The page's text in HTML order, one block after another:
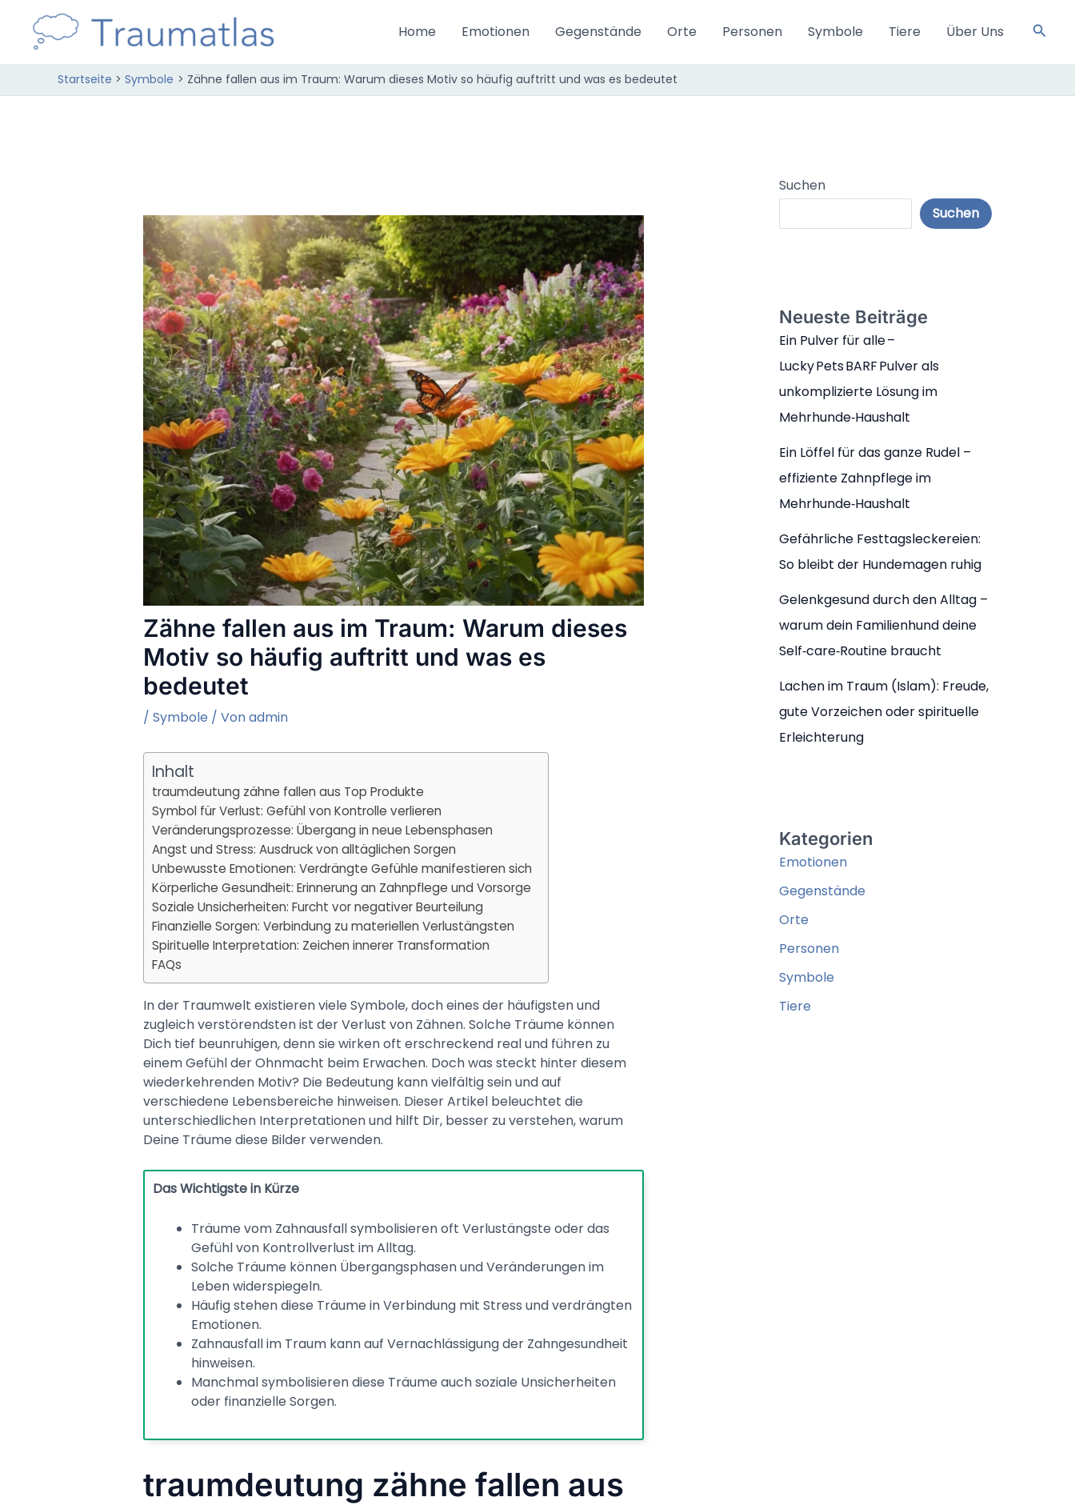
Inhalt
springen
Home Emotionen Gegenstände Orte Personen Symbole Tiere Über Uns
Startseite Symbole Zähne fallen aus im Traum: Warum dieses Motiv so häufig auftritt und was es bedeutet
Zähne fallen aus im Traum: Warum dieses
Motiv so häufig auftritt und was es
bedeutet
/ Symbole / Vonadmin
Inhalt
traumdeutung zähne fallen aus Top Produkte
Symbol für Verlust: Gefühl von Kontrolle verlieren
Veränderungsprozesse: Übergang in neue Lebensphasen
Angst und Stress: Ausdruck von alltäglichen Sorgen
Unbewusste Emotionen: Verdrängte Gefühle manifestieren sich
Körperliche Gesundheit: Erinnerung an Zahnpflege und Vorsorge
Soziale Unsicherheiten: Furcht vor negativer Beurteilung
Finanzielle Sorgen: Verbindung zu materiellen Verlustängsten
Spirituelle Interpretation: Zeichen innerer Transformation
FAQs
In der Traumwelt existieren viele Symbole, doch eines der häufigsten und
zugleich verstörendsten ist der Verlust von Zähnen. Solche Träume können
Dich tief beunruhigen, denn sie wirken oft erschreckend real und führen zu
einem Gefühl der Ohnmacht beim Erwachen. Doch was steckt hinter diesem
wiederkehrenden Motiv? Die Bedeutung kann vielfältig sein und auf
verschiedene Lebensbereiche hinweisen. Dieser Artikel beleuchtet die
unterschiedlichen Interpretationen und hilft Dir, besser zu verstehen, warum
Deine Träume diese Bilder verwenden.
Das Wichtigste in Kürze
Träume vom Zahnausfall symbolisieren oft Verlustängste oder das
Gefühl von Kontrollverlust im Alltag.
Solche Träume können Übergangsphasen und Veränderungen im
Leben widerspiegeln.
Häufig stehen diese Träume in Verbindung mit Stress und verdrängten
Emotionen.
Zahnausfall im Traum kann auf Vernachlässigung der Zahngesundheit
hinweisen.
Manchmal symbolisieren diese Träume auch soziale Unsicherheiten
oder finanzielle Sorgen.
traumdeutung zähne fallen aus
Suchen
Suchen
Neueste Beiträge
Ein Pulver für alle –
Lucky Pets BARF Pulver als
unkomplizierte Lösung im
Mehrhunde‑Haushalt
Ein Löffel für das ganze Rudel –
effiziente Zahnpflege im
Mehrhunde‑Haushalt
Gefährliche Festtagsleckereien:
So bleibt der Hundemagen ruhig
Gelenkgesund durch den Alltag –
warum dein Familienhund deine
Self‑care‑Routine braucht
Lachen im Traum (Islam): Freude,
gute Vorzeichen oder spirituelle
Erleichterung
Kategorien
Emotionen
Gegenstände
Orte
Personen
Symbole
Tiere